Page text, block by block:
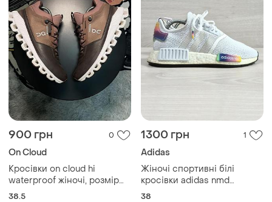
900 грн 0
On Cloud
Кросівки on cloud hi
waterproof жіночі, розмір
38.5, шкіра
38.5
1300 грн 1
Adidas
Жіночі спортивні білі
кросівки adidas nmd
оригінал, розмір 38
38